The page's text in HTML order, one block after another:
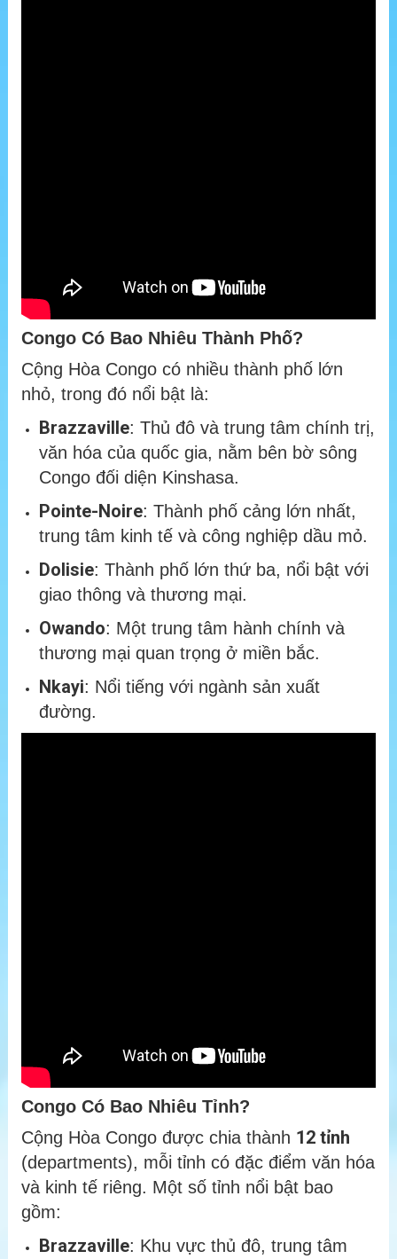
Congo Có Bao Nhiêu Thành Phố?
Cộng Hòa Congo có nhiều thành phố lớn
nhỏ, trong đó nổi bật là:
Brazzaville: Thủ đô và trung tâm chính trị,
văn hóa của quốc gia, nằm bên bờ sông
Congo đối diện Kinshasa.
Pointe-Noire: Thành phố cảng lớn nhất,
trung tâm kinh tế và công nghiệp dầu mỏ.
Dolisie: Thành phố lớn thứ ba, nổi bật với
giao thông và thương mại.
Owando: Một trung tâm hành chính và
thương mại quan trọng ở miền bắc.
Nkayi: Nổi tiếng với ngành sản xuất
đường.
Congo Có Bao Nhiêu Tỉnh?
Cộng Hòa Congo được chia thành 12 tỉnh
(departments), mỗi tỉnh có đặc điểm văn hóa
và kinh tế riêng. Một số tỉnh nổi bật bao
gồm:
Brazzaville: Khu vực thủ đô, trung tâm